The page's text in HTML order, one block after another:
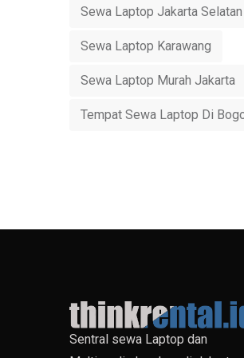
Sewa Laptop Jakarta Selatan
Sewa Laptop Karawang
Sewa Laptop Murah Jakarta
Tempat Sewa Laptop Di
Sentral sewa Laptop dan